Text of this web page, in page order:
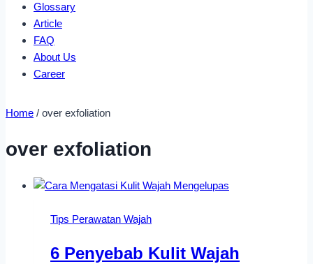
Glossary
Article
FAQ
About Us
Career
Home / over exfoliation
over exfoliation
Tips Perawatan Wajah
6 Penyebab Kulit Wajah